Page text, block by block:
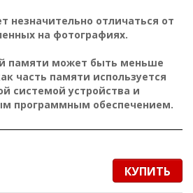
незначительно отличаться от
на фотографиях.
памяти может быть меньше
часть памяти используется
системой устройства и
программным обеспечением.
КУПИТЬ